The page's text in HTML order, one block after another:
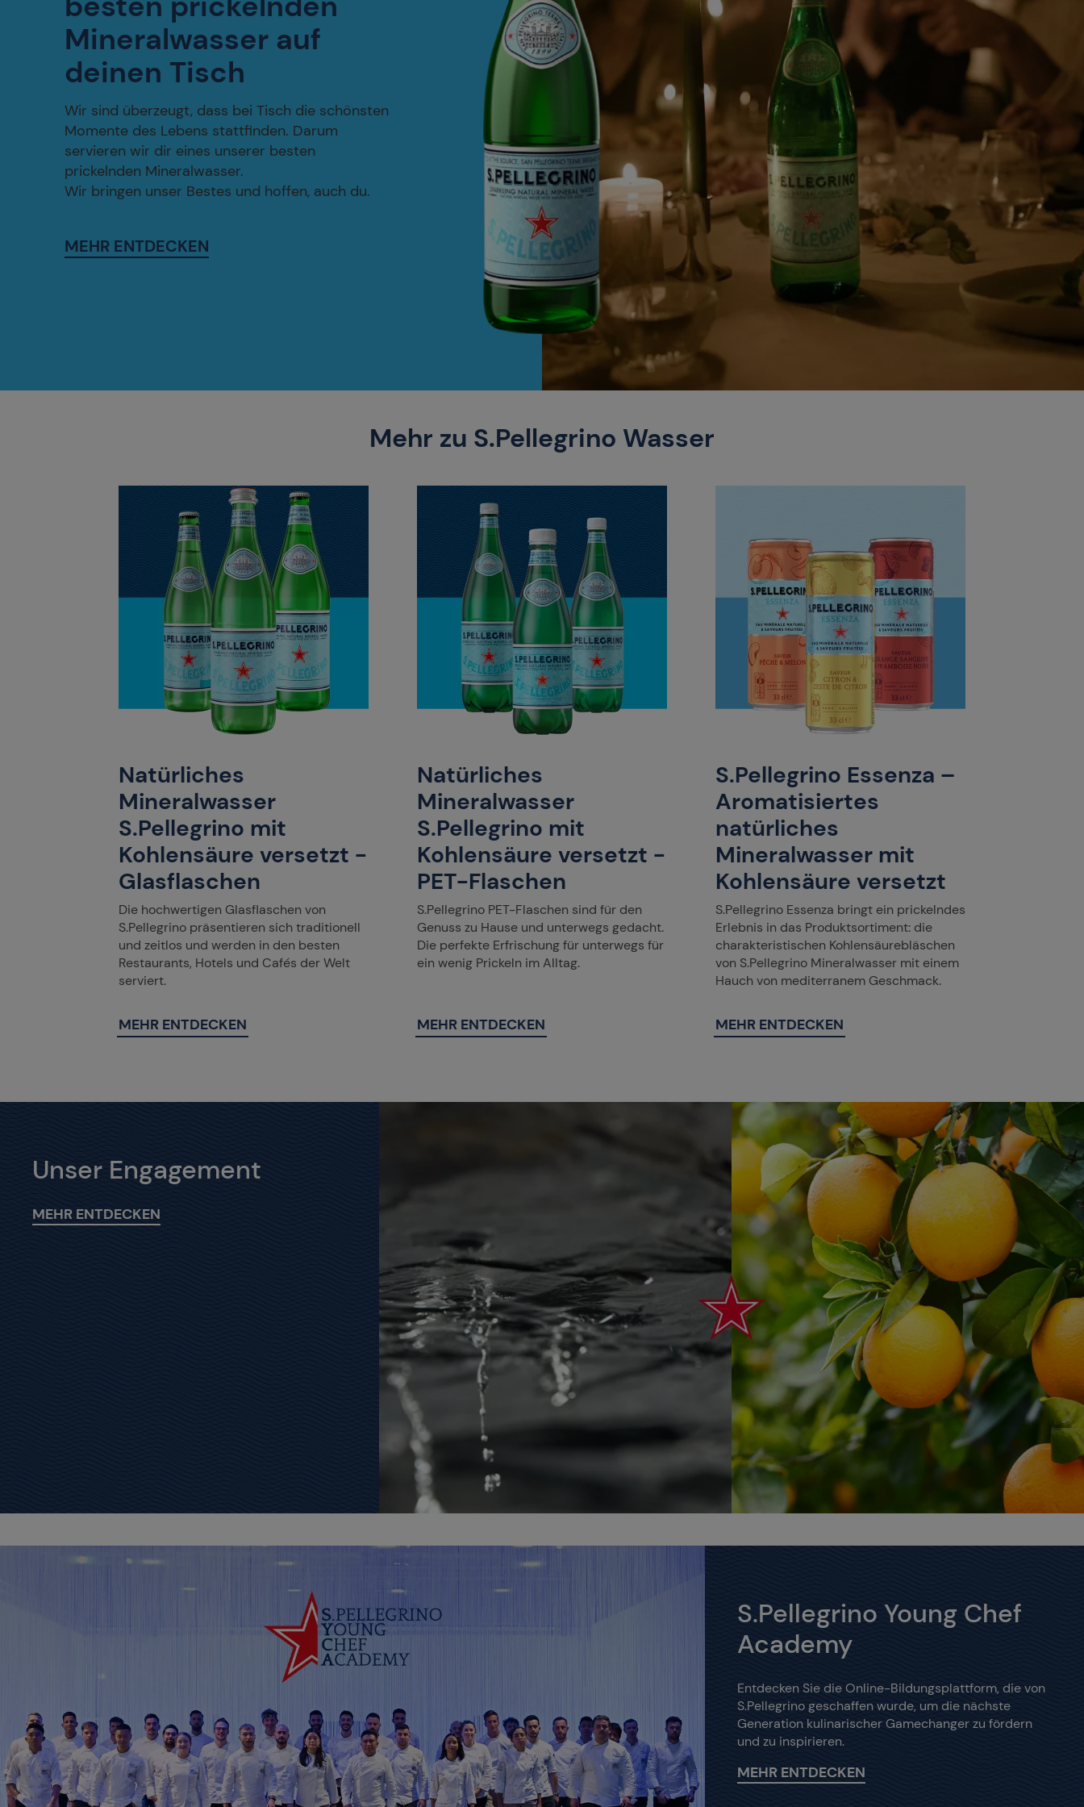
Mineralwasser auf
deinen Tisch
Wir sind überzeugt, dass bei Tisch die schönsten
Momente des Lebens stattfinden. Darum
servieren wir dir eines unserer besten
prickelnden Mineralwasser.
Wir bringen unser Bestes und hoffen, auch du.
MEHR ENTDECKEN
Mehr zu S.Pellegrino Wasser
Natürliches
Mineralwasser
S.Pellegrino mit
Kohlensäure versetzt -
Glasflaschen
Die hochwertigen Glasflaschen von
S.Pellegrino präsentieren sich traditionell
und zeitlos und werden in den besten
Restaurants, Hotels und Cafés der Welt
serviert.
MEHR ENTDECKEN
Natürliches
Mineralwasser
S.Pellegrino mit
Kohlensäure versetzt -
PET-Flaschen
S.Pellegrino PET-Flaschen sind für den
Genuss zu Hause und unterwegs gedacht.
Die perfekte Erfrischung für unterwegs für
ein wenig Prickeln im Alltag.
MEHR ENTDECKEN
S.Pellegrino Essenza –
Aromatisiertes
natürliches
Mineralwasser mit
Kohlensäure versetzt
S.Pellegrino Essenza bringt ein prickelndes
Erlebnis in das Produktsortiment: die
charakteristischen Kohlensäurebläschen
von S.Pellegrino Mineralwasser mit einem
Hauch von mediterranem Geschmack.
MEHR ENTDECKEN
Unser Engagement
MEHR ENTDECKEN
S.Pellegrino Young Chef
Academy
Entdecken Sie die Online-Bildungsplattform, die von
S.Pellegrino geschaffen wurde, um die nächste
Generation kulinarischer Gamechanger zu fördern
und zu inspirieren.
MEHR ENTDECKEN